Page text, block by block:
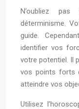
N’oubliez
déterminisme.
guide.
identifier vos
votre potentiel. Il
vos points forts
atteindre vos
Utilisez